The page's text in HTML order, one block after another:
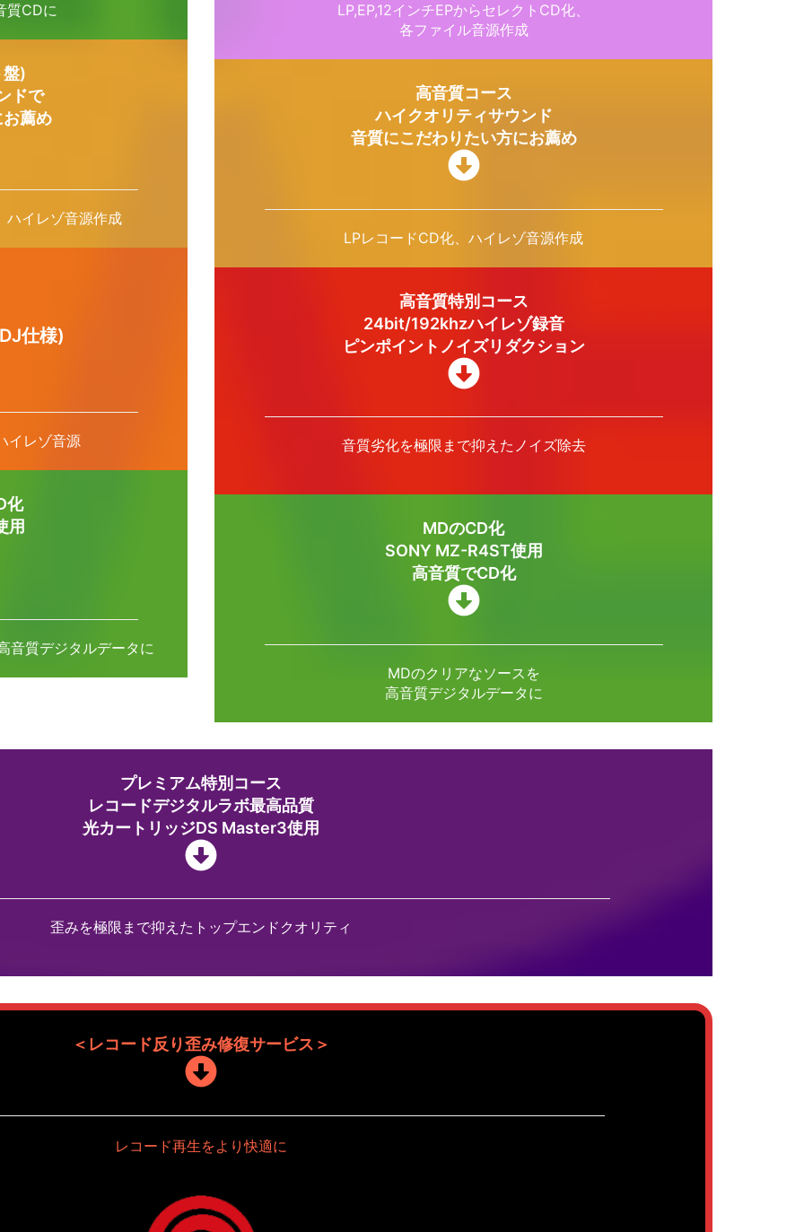
質CDに
盤)
ドで
薦め
ハイレゾ音源作成
仕様)
イレゾ音源
化
用
音質デジタルデータに
LP,EP,12インチEPからセレクトCD化、
各ファイル音源作成
高音質コース
ハイクオリティサウンド
音質にこだわりたい方にお薦め
LPレコードCD化、ハイレゾ音源作成
高音質特別コース
24bit/192khzハイレゾ録音
ピンポイントノイズリダクション
音質劣化を極限まで抑えたノイズ除去
MDのCD化
SONY MZ-R4ST使用
高音質でCD化
MDのクリアなソースを
高音質デジタルデータに
プレミアム特別コース
レコードデジタルラボ最高品質
光カートリッジDS Master3使用
歪みを極限まで抑えたトップエンドクオリティ
＜レコード反り歪み修復サービス＞
レコード再生をより快適に